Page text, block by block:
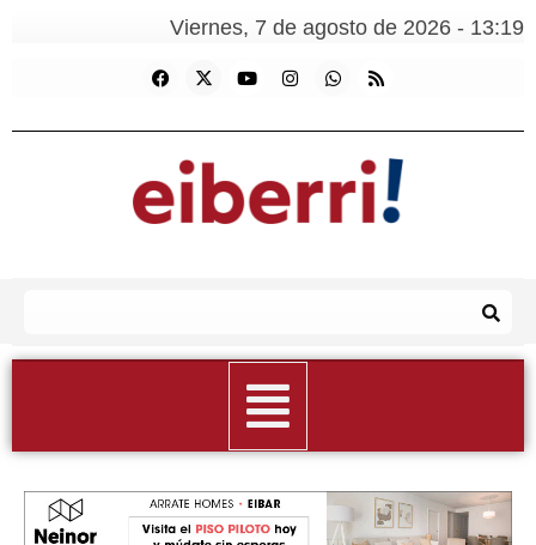
Viernes, 7 de agosto de 2026 - 13:19